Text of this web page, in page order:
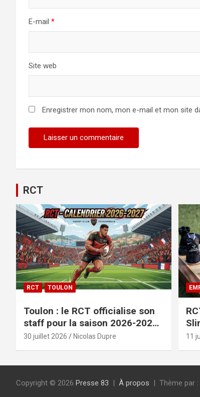
E-mail *
Site web
Enregistrer mon nom, mon e-mail et mon site
RCT
RCT TOULON
Toulon : le RCT officialise son
staff pour la saison 2026-2027+
le calendrier
30 juillet 2026 Nicolas Dupre 11
Copyright © 2026 Presse 83 À propos Thème par :